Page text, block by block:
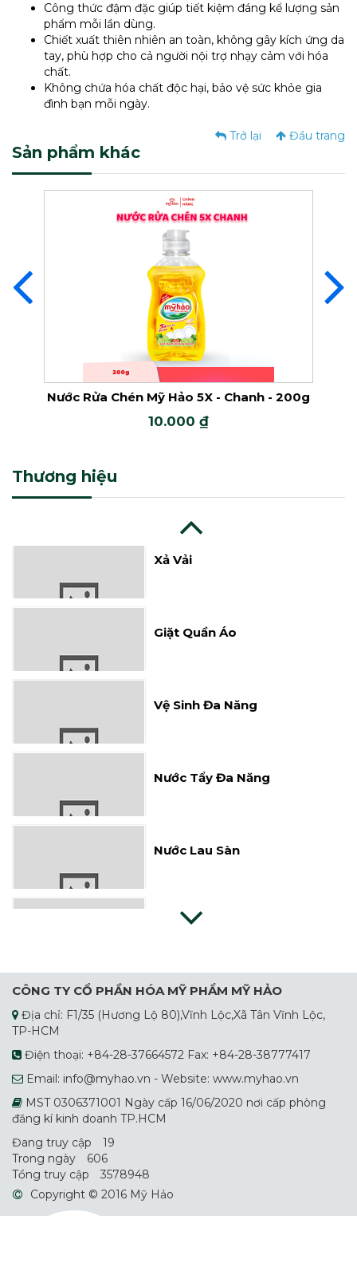
Công thức đậm đặc giúp tiết kiệm đáng kể lượng sản
phẩm mỗi lần dùng.
Chiết xuất thiên nhiên an toàn, không gây kích ứng da
tay, phù hợp cho cả người nội trợ nhạy cảm với hóa
chất.
Không chứa hóa chất độc hại, bảo vệ sức khỏe gia
đình bạn mỗi ngày.
Trở lại Đầu trang
Sản phẩm khác
Nước Rửa Chén Mỹ Hảo 5X - Chanh - 200g
10.000 ₫
Thương hiệu
Nước Giặt Mỹ Hảo Đậm Đặc
Nước Giặt Mỹ Hảo Đậm Đặc
2X
Nước Giặt Đậm Đặc Mỹ Hảo 5X
Nước Tẩy Javel
Nước Giặt Dây
Bột Giặt Suro
Nước Giặt Sunro
Nước Rửa Chén Mỹ Hảo
CÔNG TY CỔ PHẦN HÓA MỸ PHẨM MỸ HẢO
Địa chỉ: F1/35 (Hương Lộ 80),Vĩnh Lộc,Xã Tân Vĩnh Lộc,
TP-HCM
Điện thoại: +84-28-37664572 Fax: +84-28-38777417
Email: info@myhao.vn - Website: www.myhao.vn
MST 0306371001 Ngày cấp 16/06/2020 nơi cấp phòng
đăng kí kinh doanh TP.HCM
Đang truy cập
19
Trong ngày
606
Tổng truy cập
3578948
Copyright © 2016 Mỹ Hảo